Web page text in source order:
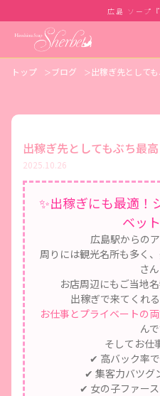
広島 ソープ『
トップ ブログ 出稼ぎ先として
出稼ぎ先としてもぶち最
2025.10.26
✨出稼ぎにも最適！
ベッ
広島駅からの
周りには観光名所も多く
さ
お店周辺にもご当地
出稼ぎで来てくれ
お仕事とプライベートの
んで
そしてお仕
✔ 高バック率
✔ 集客力バツグ
✔ 女の子ファー